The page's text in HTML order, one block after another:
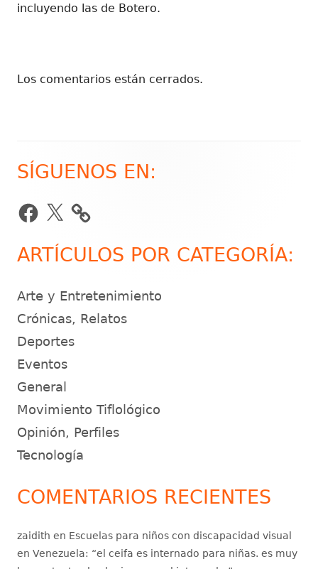
incluyendo las de Botero.
Los comentarios están cerrados.
Barra
lateral
SÍGUENOS EN:
Facebook
X
ARTÍCULOS POR CATEGORÍA:
Arte y Entretenimiento
Crónicas, Relatos
Deportes
Eventos
General
Movimiento Tiflológico
Opinión, Perfiles
Tecnología
COMENTARIOS RECIENTES
zaidith en Escuelas para niños con discapacidad visual
en Venezuela: “el ceifa es internado para niñas. es muy